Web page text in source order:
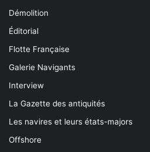
Démolition
Éditorial
Flotte Française
Galerie Navigants
Interview
La Gazette des antiquités
Les navires et leurs états-majors
Offshore